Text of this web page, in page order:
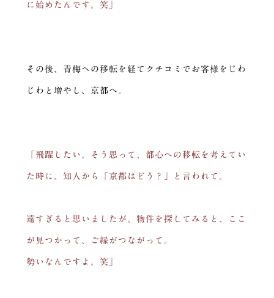
に始めたんです。笑」
その後、青梅への移転を経てクチコミでお客様をじわ
じわと増やし、京都へ。
「飛躍したい。そう思って、都心への移転を考えてい
た時に、知人から「京都はどう？」と言われて。
遠すぎると思いましたが、物件を探してみると、ここ
が見つかって、ご縁がつながって。
勢いなんですよ。笑」